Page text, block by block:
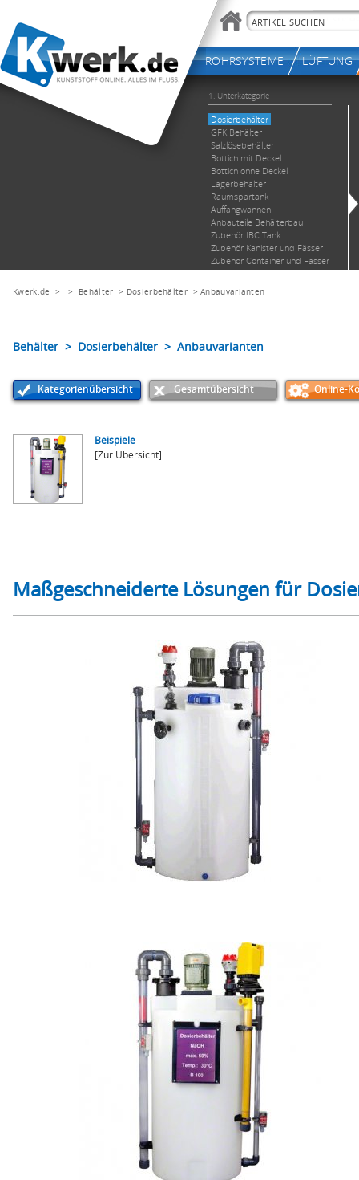
Kwerk.de > > Behälter > Dosierbehälter>Anbauvarianten
Behälter > Dosierbehälter > Anbauvarianten
Kategorienübersicht Gesamtübersicht Online-
Beispiele
[Zur Übersicht]
Maßgeschneiderte Lösungen für